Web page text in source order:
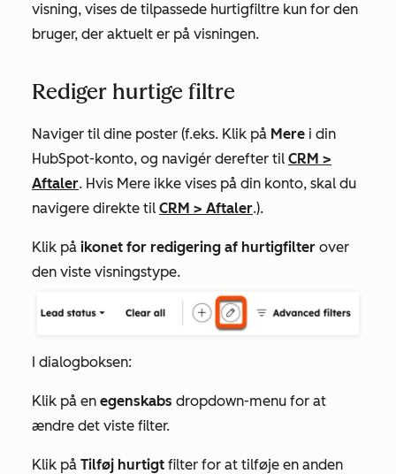
visning, vises de tilpassede hurtigfiltre kun for den
bruger, der aktuelt er på visningen.
Rediger hurtige filtre
Naviger til dine poster (f.eks. Klik på Mere i din
HubSpot-konto, og navigér derefter til CRM >
Aftaler. Hvis Mere ikke vises på din konto, skal du
navigere direkte til CRM > Aftaler.).
Klik på ikonet for redigering af hurtigfilter over
den viste visningstype.
I dialogboksen:
Klik på en egenskabs dropdown-menu for at
ændre det viste filter.
Klik på Tilføj hurtigt filter for at tilføje en anden